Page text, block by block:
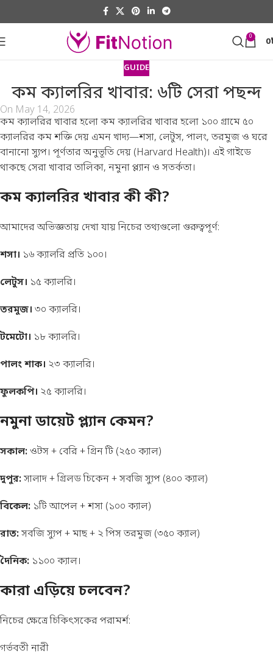
0 0
GUIDE
কম ক্যালরির খাবার: ৬টি সেরা পছন্দ
On May 14, 2026
কম ক্যালরির খাবার হলো কম ক্যালরির খাবার হলো ১০০ গ্রামে ৫০
ক্যালরির কম শক্তি দেয় এমন খাদ্য—শসা, লেটুস, পালং, তরমুজ ও ঘরে
বানানো স্যুপ। পূর্ণতার অনুভূতি দেয় (Harvard Health)। এই গাইডে
থাকছে সেরা খাবার তালিকা, নমুনা প্ল্যান ও সতর্কতা।
কম ক্যালরির খাবার কী কী?
আমাদের অভিজ্ঞতায় দেখা যায় নিচের তথ্যগুলো গুরুত্বপূর্ণ:
শসা। ১৬ ক্যালরি প্রতি ১০০।
লেটুস। ১৫ ক্যালরি।
তরমুজ। ৩০ ক্যালরি।
টমেটো। ১৮ ক্যালরি।
পালং শাক। ২৩ ক্যালরি।
ফুলকপি। ২৫ ক্যালরি।
নমুনা ডায়েট প্ল্যান কেমন?
সকাল:ওটস + বেরি + গ্রিন টি (২৫০ ক্যাল)
দুপুর:সালাদ + গ্রিলড চিকেন + সবজি স্যুপ (৪০০ ক্যাল)
বিকেল: ১টি আপেল + শসা (১০০ ক্যাল)
রাত:সবজি স্যুপ + মাছ + ২ পিস তরমুজ (৩৫০ ক্যাল)
দৈনিক: ১১০০ ক্যাল।
কারা এড়িয়ে চলবেন?
নিচের ক্ষেত্রে চিকিৎসকের পরামর্শ:
গর্ভবতী নারী